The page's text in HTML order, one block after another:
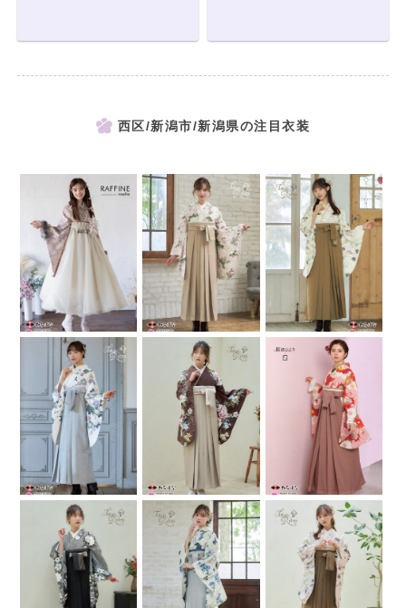
西区/新潟市/新潟県の注目衣装